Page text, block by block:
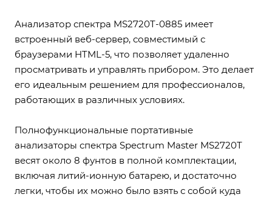
Анализатор спектра MS2720T-0885 имеет
встроенный веб-сервер, совместимый с
браузерами HTML-5, что позволяет удаленно
просматривать и управлять прибором. Это делает
его идеальным решением для профессионалов,
работающих в различных условиях.
Полнофункциональные портативные
анализаторы спектра Spectrum Master MS2720T
весят около 8 фунтов в полной комплектации,
включая литий-ионную батарею, и достаточно
легки, чтобы их можно было взять с собой куда